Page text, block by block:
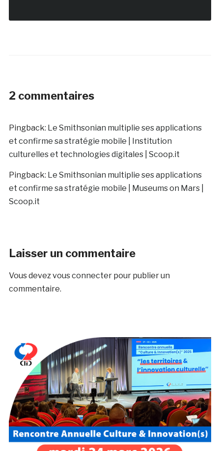
2 commentaires
Pingback: Le Smithsonian multiplie ses applications
et confirme sa stratégie mobile | Institution
culturelles et technologies digitales | Scoop.it
Pingback: Le Smithsonian multiplie ses applications
et confirme sa stratégie mobile | Museums on Mars |
Scoop.it
Laisser un commentaire
Vous devez vous connecterpour publier un
commentaire.